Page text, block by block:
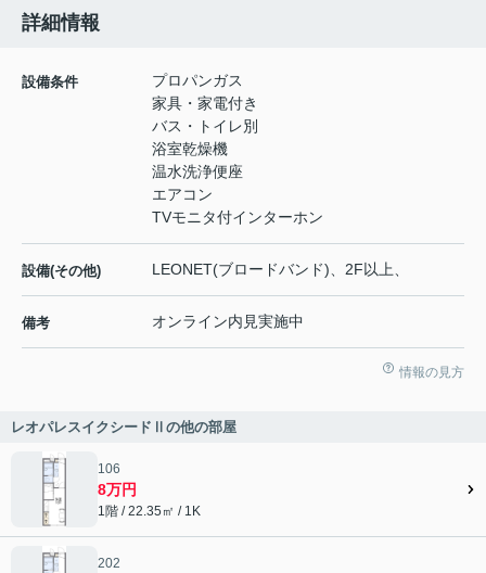
詳細情報
設備条件
プロパンガス
家具・家電付き
バス・トイレ別
浴室乾燥機
温水洗浄便座
エアコン
TVモニタ付インターホン
設備(その他) LEONET(ブロードバンド)、2F以上、
備考 オンライン内見実施中
情報の見方
レオパレスイクシードⅡの他の部屋
106
8万円
1階 / 22.35㎡ / 1K
202